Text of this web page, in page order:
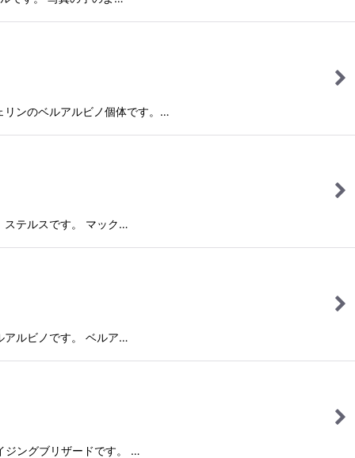
ンのベルアルビノ個体です。…
テルスです。 マック…
ルビノです。 ベルア…
ングブリザードです。 …